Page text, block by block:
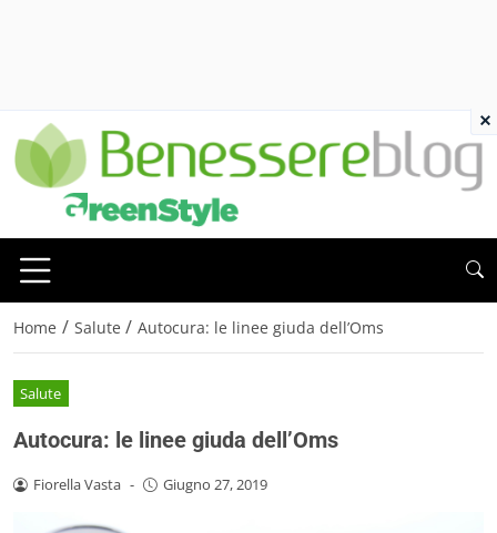
Home / Salute / Autocura: le linee giuda dell’Oms
Salute
Autocura: le linee giuda dell’Oms
Fiorella Vasta - Giugno 27, 2019
×